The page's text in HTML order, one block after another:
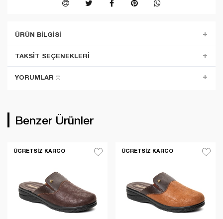
ÜRÜN BILGISI
TAKSIT SEÇENEKLERI
YORUMLAR (0)
Benzer Ürünler
ÜCRETSIZ KARGO ÜCRETSIZ KARGO